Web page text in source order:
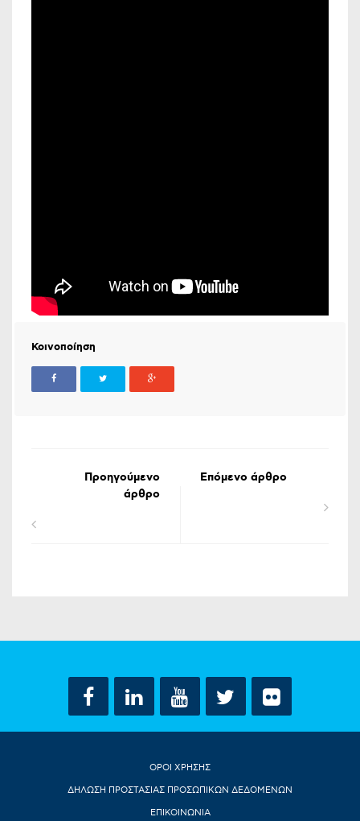
Κοινοποίηση
Προηγούμενο
άρθρο
Επόμενο άρθρο
ΟΡΟΙ ΧΡΗΣΗΣ
ΔΗΛΩΣΗ ΠΡΟΣΤΑΣΙΑΣ ΠΡΟΣΩΠΙΚΩΝ ΔΕΔΟΜΕΝΩΝ
ΕΠΙΚΟΙΝΩΝΙΑ